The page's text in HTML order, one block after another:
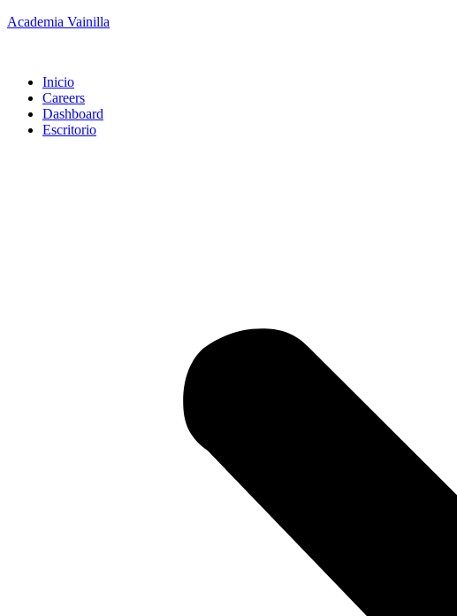
Academia Vainilla
Inicio
Careers
Dashboard
Escritorio